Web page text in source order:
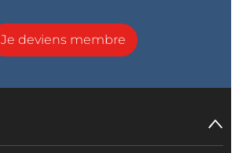
Je deviens membre